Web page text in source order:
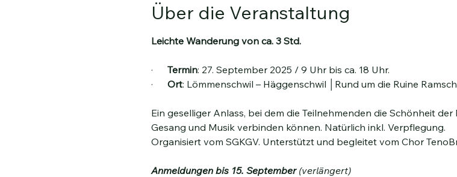
Über die Veranstaltung
Leichte Wanderung von ca. 3 Std.
· Termin: 27. September 2025 / 9 Uhr bis ca. 18 Uhr.
· Ort: Lömmenschwil – Häggenschwil │Rund um die Ruine
Ein geselliger Anlass, bei dem die Teilnehmenden die Schönheit
Gesang und Musik verbinden können. Natürlich inkl. Verpflegung.
Organisiert vom SGKGV. Unterstützt und begleitet vom Chor
Anmeldungen bis 15. September (verlängert)